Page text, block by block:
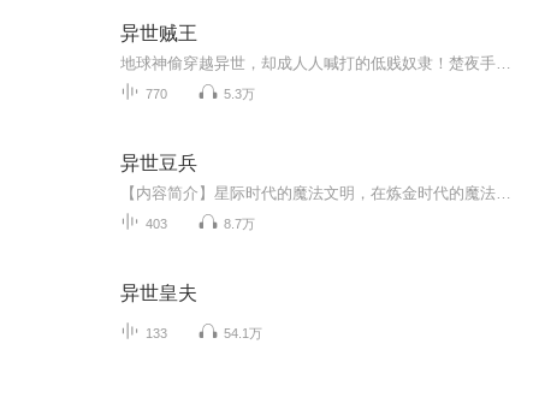
异世贼王
770 5.3万
异世豆兵
403 8.7万
异世皇夫
133 54.1万